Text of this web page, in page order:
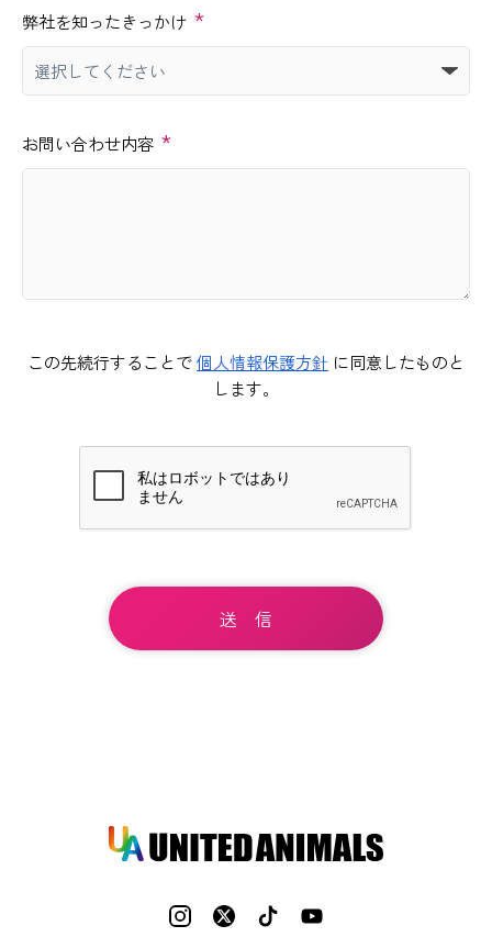
弊社を知ったきっかけ *
お問い合わせ内容 *
この先続行することで個人情報保護方針 に同意したものと
します。